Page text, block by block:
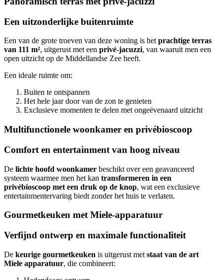
Een uitzonderlijke buitenruimte
Een van de grote troeven van deze woning is hetprachtige terras
van 111 m², uitgerust met een privé-jacuzzi, van waaruit men een
open uitzicht op de Middellandse Zee heeft.
Een ideale ruimte om:
Buiten te ontspannen
Het hele jaar door van de zon te genieten
Exclusieve momenten te delen met ongeëvenaard uitzicht
Multifunctionele woonkamer en privébioscoop
Comfort en entertainment van hoog niveau
De lichte hoofd woonkamer beschikt over een geavanceerd
systeem waarmee men het kan transformeren in een
privébioscoop met een druk op de knop, wat een exclusieve
entertainmentervaring biedt zonder het huis te verlaten.
Gourmetkeuken met Miele-apparatuur
Verfijnd ontwerp en maximale functionaliteit
De keurige gourmetkeuken is uitgerust met staat van de art
Miele apparatuur, die combineert: